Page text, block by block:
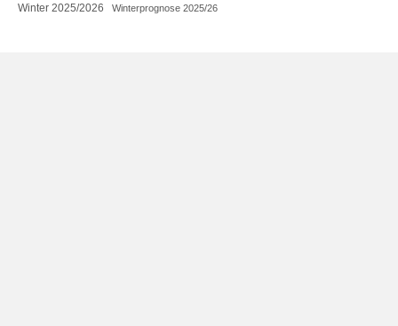
Winter 2025/2026 Winterprognose 2025/26